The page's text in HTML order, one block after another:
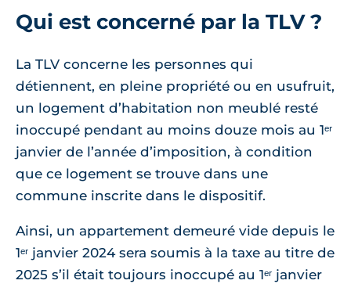
Qui est concerné par la TLV ?
La TLV concerne les personnes qui
détiennent, en pleine propriété ou en usufruit,
un logement d’habitation non meublé resté
inoccupé pendant au moins douze mois au 1ᵉʳ
janvier de l’année d’imposition, à condition
que ce logement se trouve dans une
commune inscrite dans le dispositif.
Ainsi, un appartement demeuré vide depuis le
1ᵉʳ janvier 2024 sera soumis à la taxe au titre de
2025 s’il était toujours inoccupé au 1ᵉʳ janvier